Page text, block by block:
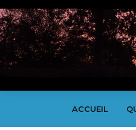
ACCUEIL